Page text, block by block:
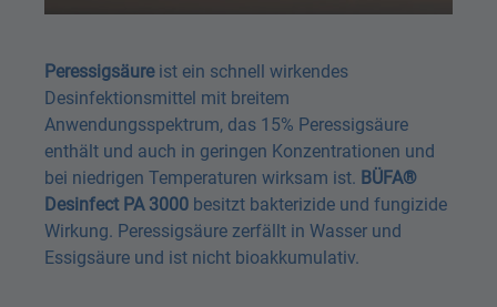
Peressigsäureist ein schnell wirkendes
Desinfektionsmittel mit breitem
Anwendungsspektrum, das 15% Peressigsäure
enthält und auch in geringen Konzentrationen und
bei niedrigen Temperaturen wirksam ist. BÜFA®
Desinfect PA 3000 besitzt bakterizide und fungizide
Wirkung. Peressigsäure zerfällt in Wasser und
Essigsäure und ist nicht bioakkumulativ.